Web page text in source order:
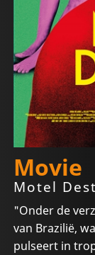
Movie
Motel
"Onder de
van Brazilië,
pulseert in